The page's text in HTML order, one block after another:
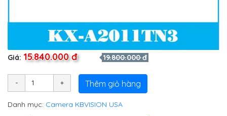
Giá: 15.840.000 đ 19.800.000 đ
Thêm giỏ hàng
Danh mục: Camera KBVISION USA